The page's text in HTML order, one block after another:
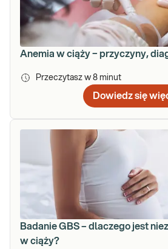
Anemia w ciąży − przyczyny,
Przeczytasz w 8 minut
Dowiedz się
Badanie GBS – dlaczego jest
w ciąży?